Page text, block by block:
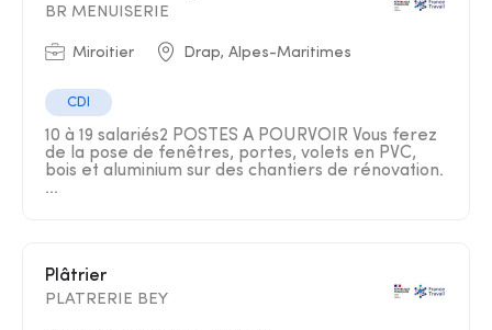
BR MENUISERIE
Miroitier Drap, Alpes-Maritimes
CDI
10 à 19 salariés2 POSTES A POURVOIR Vous ferez
de la pose de fenêtres, portes, volets en PVC,
bois et aluminium sur des chantiers de rénovation.
...
Plâtrier
PLATRERIE BEY